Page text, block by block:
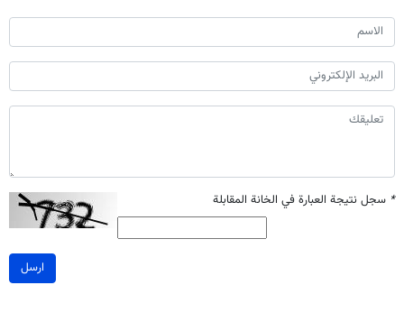
* سجل نتيجة العبارة في الخانة المقابلة
ارسل